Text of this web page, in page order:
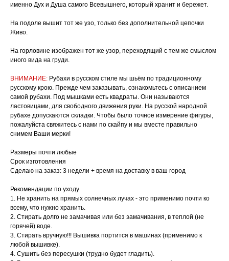
именно Дух и Душа самого Всевышнего, который хранит и бережет.
На подоле вышит тот же узо, только без дополнительной цепочки
Живо.
На горловине изображен тот же узор, переходящий с тем же смыслом
иного вида на груди.
ВНИМАНИЕ: Рубахи в русском стиле мы шьём по традиционному
русскому крою. Прежде чем заказывать, ознакомьтесь с описанием
самой рубахи. Под мышками есть квадраты. Они называются
ластовицами, для свободного движения руки. На русской народной
рубахе допускаются складки. Чтобы было точное измерение фигуры,
пожалуйста свяжитесь с нами по скайпу и мы вместе правильно
снимем Ваши мерки!
Размеры почти любые
Срок изготовления
Сделаю на заказ: 3 недели + время на доставку в ваш город
Рекомендации по уходу
1. Не хранить на прямых солнечных лучах - это применимо почти ко
всему, что нужно хранить.
2. Стирать долго не замачивая или без замачивания, в теплой (не
горячей) воде.
3. Стирать вручную!!! Вышивка портится в машинах (применимо к
любой вышивке).
4. Сушить без пересушки (трудно будет гладить).